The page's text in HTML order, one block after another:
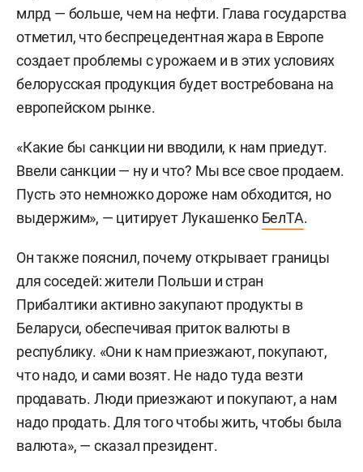
млрд — больше, чем на нефти. Глава государства
отметил, что беспрецедентная жара в Европе
создает проблемы с урожаем и в этих условиях
белорусская продукция будет востребована на
европейском рынке.
«Какие бы санкции ни вводили, к нам приедут.
Ввели санкции — ну и что? Мы все свое продаем.
Пусть это немножко дороже нам обходится, но
выдержим», — цитирует Лукашенко БелТА.
Он также пояснил, почему открывает границы
для соседей: жители Польши и стран
Прибалтики активно закупают продукты в
Беларуси, обеспечивая приток валюты в
республику. «Они к нам приезжают, покупают,
что надо, и сами возят. Не надо туда везти
продавать. Люди приезжают и покупают, а нам
надо продать. Для того чтобы жить, чтобы была
валюта», — сказал президент.